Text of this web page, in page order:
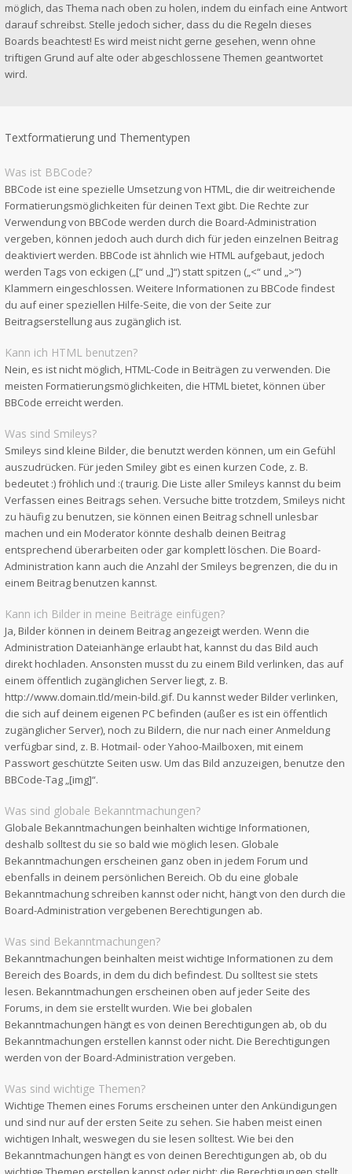
möglich, das Thema nach oben zu holen, indem du einfach eine Antwort
darauf schreibst. Stelle jedoch sicher, dass du die Regeln dieses
Boards beachtest! Es wird meist nicht gerne gesehen, wenn ohne
triftigen Grund auf alte oder abgeschlossene Themen geantwortet
wird.
Textformatierung und Thementypen
Was ist BBCode?
BBCode ist eine spezielle Umsetzung von HTML, die dir weitreichende
Formatierungsmöglichkeiten für deinen Text gibt. Die Rechte zur
Verwendung von BBCode werden durch die Board-Administration
vergeben, können jedoch auch durch dich für jeden einzelnen Beitrag
deaktiviert werden. BBCode ist ähnlich wie HTML aufgebaut, jedoch
werden Tags von eckigen („[“ und „]“) statt spitzen („<“ und „>“)
Klammern eingeschlossen. Weitere Informationen zu BBCode findest
du auf einer speziellen Hilfe-Seite, die von der Seite zur
Beitragserstellung aus zugänglich ist.
Kann ich HTML benutzen?
Nein, es ist nicht möglich, HTML-Code in Beiträgen zu verwenden. Die
meisten Formatierungsmöglichkeiten, die HTML bietet, können über
BBCode erreicht werden.
Was sind Smileys?
Smileys sind kleine Bilder, die benutzt werden können, um ein Gefühl
auszudrücken. Für jeden Smiley gibt es einen kurzen Code, z. B.
bedeutet :) fröhlich und :( traurig. Die Liste aller Smileys kannst du beim
Verfassen eines Beitrags sehen. Versuche bitte trotzdem, Smileys nicht
zu häufig zu benutzen, sie können einen Beitrag schnell unlesbar
machen und ein Moderator könnte deshalb deinen Beitrag
entsprechend überarbeiten oder gar komplett löschen. Die Board-
Administration kann auch die Anzahl der Smileys begrenzen, die du in
einem Beitrag benutzen kannst.
Kann ich Bilder in meine Beiträge einfügen?
Ja, Bilder können in deinem Beitrag angezeigt werden. Wenn die
Administration Dateianhänge erlaubt hat, kannst du das Bild auch
direkt hochladen. Ansonsten musst du zu einem Bild verlinken, das auf
einem öffentlich zugänglichen Server liegt, z. B.
http://www.domain.tld/mein-bild.gif. Du kannst weder Bilder verlinken,
die sich auf deinem eigenen PC befinden (außer es ist ein öffentlich
zugänglicher Server), noch zu Bildern, die nur nach einer Anmeldung
verfügbar sind, z. B. Hotmail- oder Yahoo-Mailboxen, mit einem
Passwort geschützte Seiten usw. Um das Bild anzuzeigen, benutze den
BBCode-Tag „[img]“.
Was sind globale Bekanntmachungen?
Globale Bekanntmachungen beinhalten wichtige Informationen,
deshalb solltest du sie so bald wie möglich lesen. Globale
Bekanntmachungen erscheinen ganz oben in jedem Forum und
ebenfalls in deinem persönlichen Bereich. Ob du eine globale
Bekanntmachung schreiben kannst oder nicht, hängt von den durch die
Board-Administration vergebenen Berechtigungen ab.
Was sind Bekanntmachungen?
Bekanntmachungen beinhalten meist wichtige Informationen zu dem
Bereich des Boards, in dem du dich befindest. Du solltest sie stets
lesen. Bekanntmachungen erscheinen oben auf jeder Seite des
Forums, in dem sie erstellt wurden. Wie bei globalen
Bekanntmachungen hängt es von deinen Berechtigungen ab, ob du
Bekanntmachungen erstellen kannst oder nicht. Die Berechtigungen
werden von der Board-Administration vergeben.
Was sind wichtige Themen?
Wichtige Themen eines Forums erscheinen unter den Ankündigungen
und sind nur auf der ersten Seite zu sehen. Sie haben meist einen
wichtigen Inhalt, weswegen du sie lesen solltest. Wie bei den
Bekanntmachungen hängt es von deinen Berechtigungen ab, ob du